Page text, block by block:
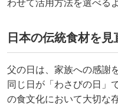
わせて活用方法を選べる
日本の伝統食材を
父の日は、家族への感謝
同じ日が「わさびの日」
の食文化において大切な